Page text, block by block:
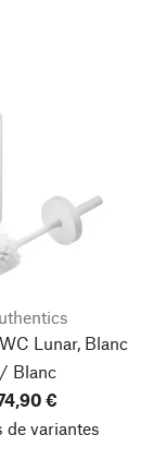
Lunar, Blanc
/ Blanc
€
de variantes